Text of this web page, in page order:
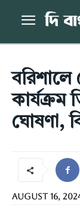
বরিশালে
কার্যক্রম
ঘোষণা,
August 16,